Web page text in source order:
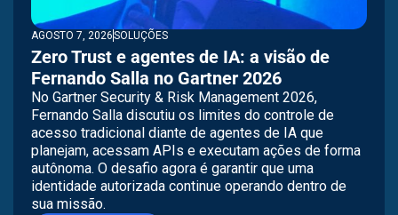
AGOSTO 7, 2026SOLUÇÕES
Zero Trust e agentes de IA: a visão de
Fernando Salla no Gartner 2026
No Gartner Security & Risk Management 2026,
Fernando Salla discutiu os limites do controle de
acesso tradicional diante de agentes de IA que
planejam, acessam APIs e executam ações de forma
autônoma. O desafio agora é garantir que uma
identidade autorizada continue operando dentro de
sua missão.